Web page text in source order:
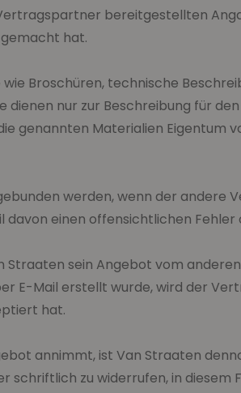
bereitgestellten
hat.
Broschüren, technische
dienen nur zur Beschreibung für
genannten Materialien Eigentum
werden, wenn der
davon einen offensichtlichen
Straaten sein Angebot vom
E-Mail erstellt wurde, wird der
hat.
annimmt, ist Van Straaten
schriftlich zu widerrufen, in